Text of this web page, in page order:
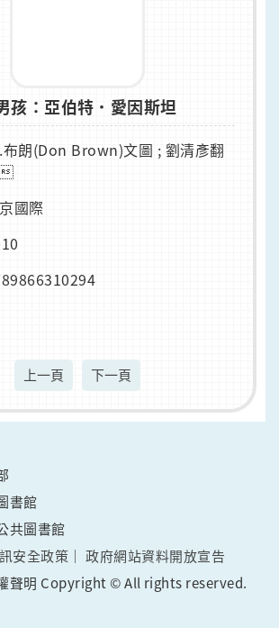
孩：亞伯特．愛因斯坦
布朗(Don Brown)文圖 ; 劉清彥翻
國際
上一頁 下一頁
書館
共圖書館
安全政策
政府網站資料開放宣告
聲明 Copyright © All rights reserved.